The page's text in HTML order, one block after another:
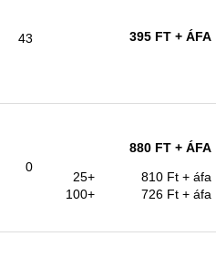
43 395 FT + ÁFA
0
880 FT + ÁFA
25+
810 Ft + áfa
100+
726 Ft + áfa